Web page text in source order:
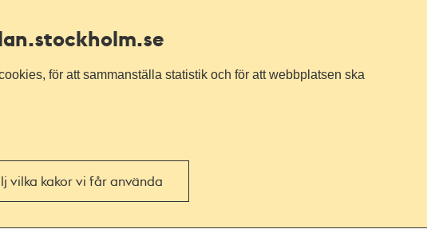
.stockholm.se
för att sammanställa statistik och för att webbplatsen ska
vilka kakor vi får använda